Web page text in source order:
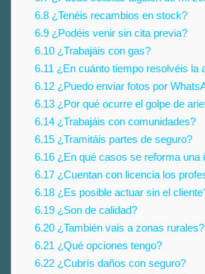
6.8¿Tenéis recambios en stock?
6.9¿Podéis venir sin cita previa?
6.10¿Trabajáis con gas?
6.11 ¿En cuánto tiempo resolvéis la
6.12¿Puedo enviar fotos por
6.13¿Por qué ocurre el golpe de
6.14¿Trabajáis con comunidades?
6.15¿Tramitáis partes de seguro?
6.16¿En qué casos se reforma una
6.17¿Cuentan con licencia los
6.18¿Es posible actuar sin el
6.19¿Son de calidad?
6.20¿También vais a zonas rurales?
6.21 ¿Qué opciones tengo?
6.22¿Cubrís daños con seguro?